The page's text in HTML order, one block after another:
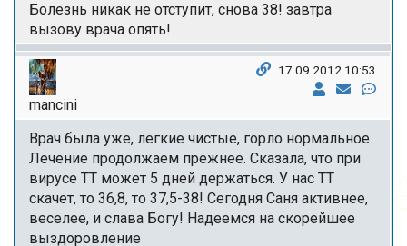
Болезнь никак не отступит, снова 38! завтра
вызову врача опять!
mancini
17.09.2012 10:53
Врач была уже, легкие чистые, горло нормальное.
Лечение продолжаем прежнее. Сказала, что при
вирусе ТТ может 5 дней держаться. У нас ТТ
скачет, то 36,8, то 37,5-38! Сегодня Саня активнее,
веселее, и слава Богу! Надеемся на скорейшее
выздоровление